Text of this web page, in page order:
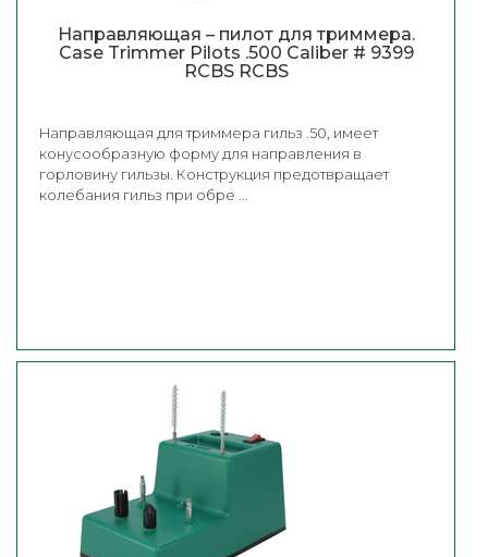
Направляющая – пилот для триммера.
Case Trimmer Pilots .500 Caliber # 9399
RCBS RCBS
Направляющая для триммера гильз .50, имеет
конусообразную форму для направления в
горловину гильзы. Конструкция предотвращает
колебания гильз при обре ...